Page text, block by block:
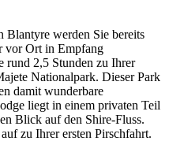
werden Sie bereits
vor Ort in Empfang
rund 2,5 Stunden zu Ihrer
Nationalpark. Dieser Park
damit wunderbare
liegt in einem privaten Teil
Blick auf den Shire-Fluss.
zu Ihrer ersten Pirschfahrt.